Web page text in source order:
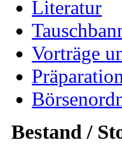
Literatur
Vorträge
Bestand /